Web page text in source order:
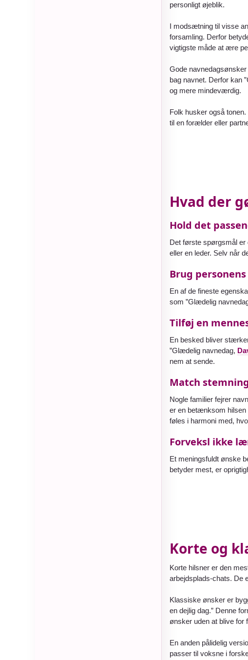
personligt øjeblik.
I modsætning til visse
forsamling. Derfor
vigtigste måde at ære
Gode
bag navnet. Derfor kan
og mere mindeværdig.
Folk husker også
til en forælder eller
Hvad der
Hold det
Det første spørgsmål
eller en leder. Selv når
Brug
En af de fineste
som ”Glædelig
Tilføj en
En besked bliver
”Glædelig navnedag,
nem at sende.
Match
Nogle familier fejrer
er en betænksom hilsen
føles i harmoni med,
Forveksl ikke
Et meningsfuldt ønske
betyder mest, er
Korte og
Korte hilsner er den
arbejdsplads-chats. De
Klassiske ønsker er
en dejlig dag.” Denne
ønsker uden at blive for
En anden pålidelig
passer til voksne i